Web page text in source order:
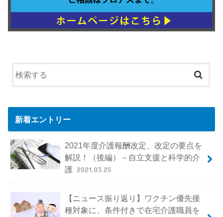
新着エントリー
2021年度介護報酬改定、改定の要点を
解説！（後編）－自立支援と科学的介
護 2021.03.25
【ニュース振り返り】ワクチン優先接
種対象に、条件付きで在宅介護職員を